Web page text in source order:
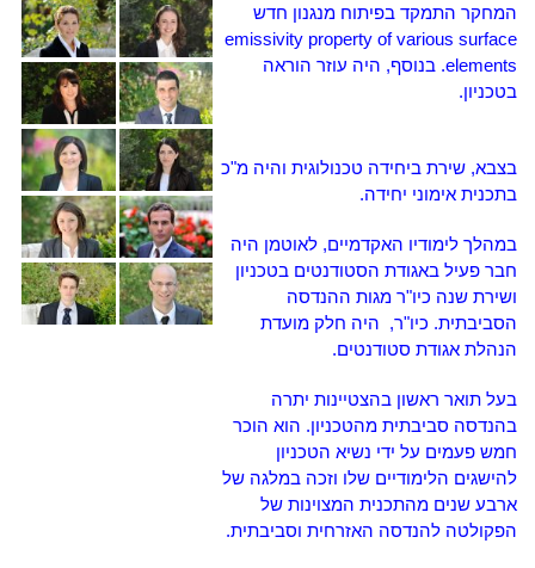
המחקר התמקד בפיתוח מנגנון חדש
emissivity property of various surface
elements. בנוסף, היה עוזר הוראה
בטכניון.
בצבא, שירת ביחידה טכנולוגית והיה מ"כ
בתכנית אימוני יחידה.
במהלך לימודיו האקדמיים, לאוטמן היה
חבר פעיל באגודת הסטודנטים בטכניון
ושירת שנה כיו"ר מגות ההנדסה
הסביבתית. כיו"ר, היה חלק מועדת
הנהלת אגודת סטודנטים.
בעל תואר ראשון בהצטיינות יתרה
בהנדסה סביבתית מהטכניון. הוא הוכר
חמש פעמים על ידי נשיא הטכניון
להישגים הלימודיים שלו וזכה במלגה של
ארבע שנים מהתכנית המצוינות של
הפקולטה להנדסה האזרחית וסביבתית.